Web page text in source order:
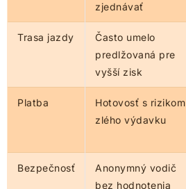
zjednávať
Trasa jazdy
Často umelo
predlžovaná pre
vyšší zisk
Platba
Hotovosť s rizikom
zlého výdavku
Bezpečnosť
Anonymný vodič
bez hodnotenia